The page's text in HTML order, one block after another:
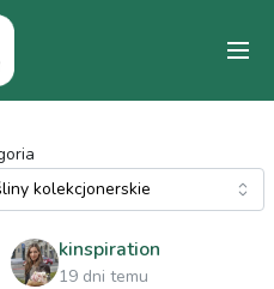
kinspiration
19 dni temu